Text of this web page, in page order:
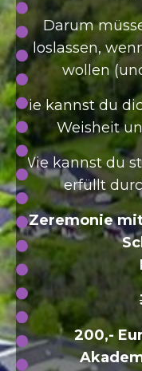
Darum
loslassen,
wollen
Wie kannst du
Weisheit
Wie kannst du
erfüllt
Zeremonie
200,-